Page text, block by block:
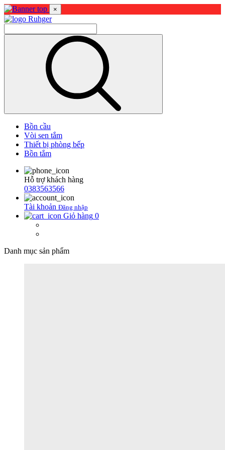
×
Bồn cầu
Vòi sen tắm
Thiết bị phòng bếp
Bồn tắm
Hỗ trợ khách hàng
0383563566
Tài khoản Đăng nhập
Giỏ hàng 0
Danh mục sản phẩm